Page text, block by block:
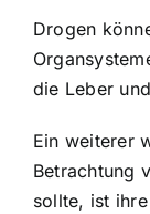
Drogen
die Leber
Ein weiterer
Betrachtung
sollte, ist